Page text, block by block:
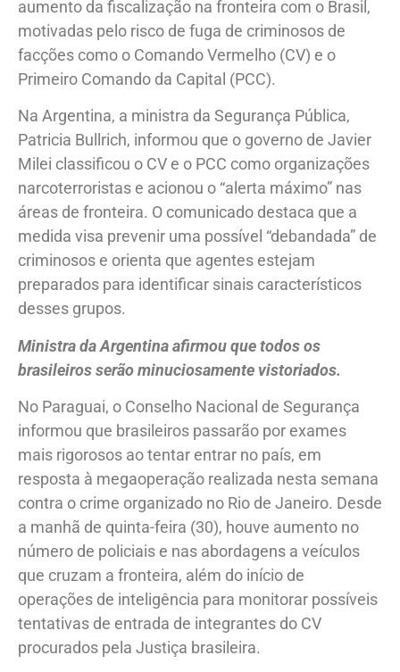
aumento da fiscalização na fronteira com o Brasil,
motivadas pelo risco de fuga de criminosos de
facções como o Comando Vermelho (CV) e o
Primeiro Comando da Capital (PCC).
Na Argentina, a ministra da Segurança Pública,
Patricia Bullrich, informou que o governo de Javier
Milei classificou o CV e o PCC como organizações
narcoterroristas e acionou o “alerta máximo” nas
áreas de fronteira. O comunicado destaca que a
medida visa prevenir uma possível “debandada” de
criminosos e orienta que agentes estejam
preparados para identificar sinais característicos
desses grupos.
Ministra da Argentina afirmou que todos os
brasileiros serão minuciosamente vistoriados.
No Paraguai, o Conselho Nacional de Segurança
informou que brasileiros passarão por exames
mais rigorosos ao tentar entrar no país, em
resposta à megaoperação realizada nesta semana
contra o crime organizado no Rio de Janeiro. Desde
a manhã de quinta-feira (30), houve aumento no
número de policiais e nas abordagens a veículos
que cruzam a fronteira, além do início de
operações de inteligência para monitorar possíveis
tentativas de entrada de integrantes do CV
procurados pela Justiça brasileira.